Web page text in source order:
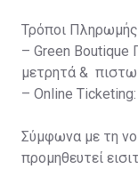
Τρόποι Πληρωμής
– Green Boutique
μετρητά &
– Online
Σύμφωνα με τη
προμηθευτεί